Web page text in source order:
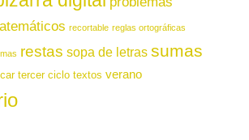
recortable reglas ortográficas
restas sopa de letras sumas
tercer ciclo textos verano